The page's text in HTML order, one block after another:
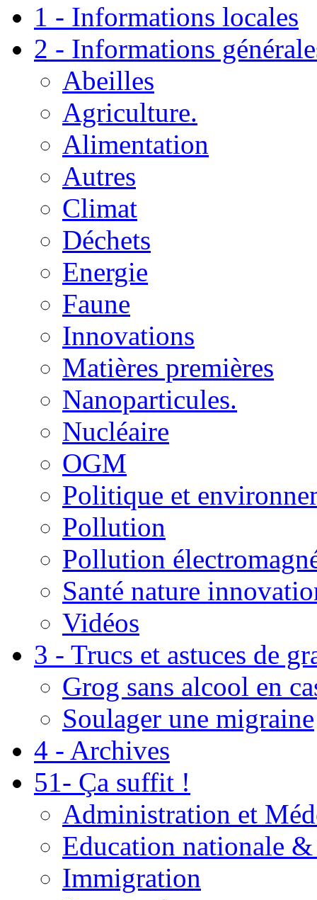
1 - Informations locales
2 - Informations
Abeilles
Agriculture.
Alimentation
Autres
Climat
Déchets
Energie
Faune
Innovations
Matières premières
Nanoparticules.
Nucléaire
OGM
Politique et
Pollution
Pollution
Santé nature
Vidéos
3 - Trucs et astuces de
Grog sans alcool en
Soulager une migraine
4 - Archives
51- Ça suffit !
Administration et
Education nationale
Immigration